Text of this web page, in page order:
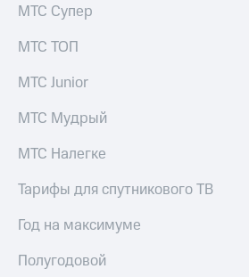
МТС Супер
МТС ТОП
МТС Junior
МТС Мудрый
МТС Налегке
Тарифы для спутникового ТВ
Год на максимуме
Полугодовой